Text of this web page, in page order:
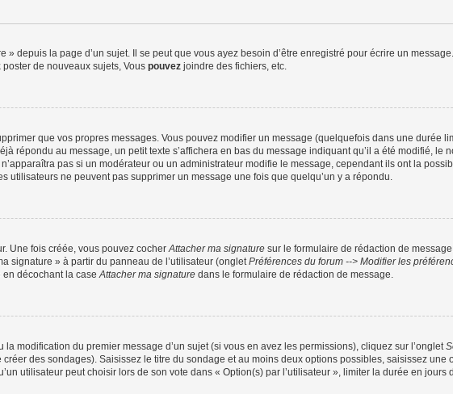
depuis la page d’un sujet. Il se peut que vous ayez besoin d’être enregistré pour écrire un
poster de nouveaux sujets, Vous pouvez joindre des fichiers, etc.
que vos propres messages. Vous pouvez modifier un message (quelquefois dans une durée
répondu au message, un petit texte s’affichera en bas du message indiquant qu’il a été modifié, le
pas si un modérateur ou un administrateur modifie le message, cependant ils ont la
utilisateurs ne peuvent pas supprimer un message une fois que quelqu’un y a répondu.
Une fois créée, vous pouvez cocherAttacher ma signature sur le formulaire de rédaction de
signature » à partir du panneau de l’utilisateur (ongletPréférences du forum --> Modifier les
en décochant la caseAttacher ma signature dans le formulaire de rédaction de message.
modification du premier message d’un sujet (si vous en avez les permissions), cliquez sur l’onglet
des sondages). Saisissez le titre du sondage et au moins deux options possibles, saisissez une
utilisateur peut choisir lors de son vote dans « Option(s) par l’utilisateur », limiter la durée en jours